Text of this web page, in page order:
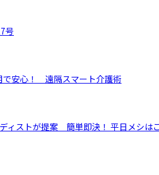
号
で安心！ 遠隔スマート介護術
ィストが提案 簡単即決！ 平日メシは